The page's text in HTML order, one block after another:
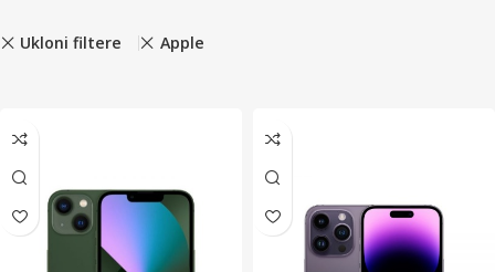
Ukloni filtere Apple